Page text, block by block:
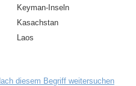
Keyman-Inseln
Kasachstan
Laos
diesem Begriff weitersuchen